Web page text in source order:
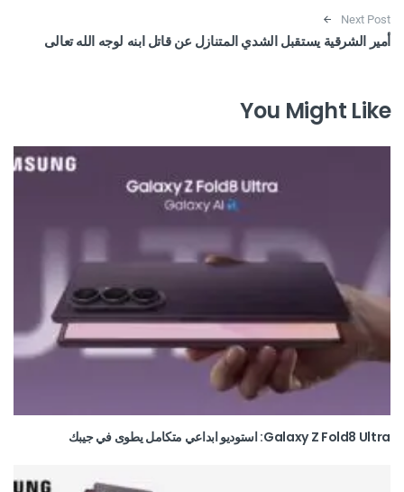
Next Post
أمير الشرقية يستقبل الشدي المتنازل عن قاتل ابنه لوجه الله تعالى
You Might Like
Galaxy Z Fold8 Ultra: استوديو ابداعي متكامل يطوى في جيبك